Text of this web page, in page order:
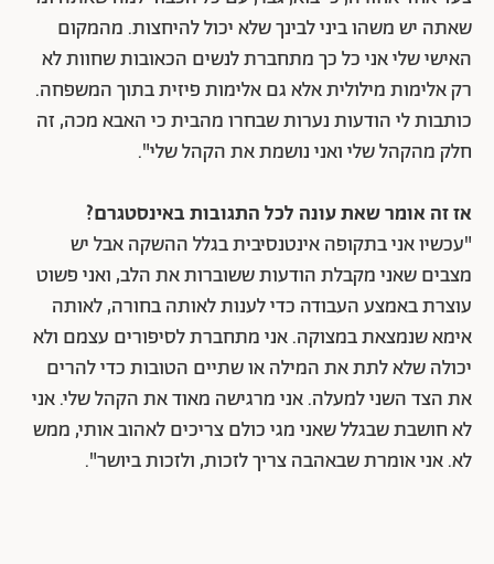
שאתה יש משהו ביני לבינך שלא יכול להיחצות. מהמקום
האישי שלי אני כל כך מתחברת לנשים הכאובות שחוות לא
רק אלימות מילולית אלא גם אלימות פיזית בתוך המשפחה.
כותבות לי הודעות נערות שבחרו מהבית כי האבא מכה, זה
חלק מהקהל שלי ואני נושמת את הקהל שלי".
אז זה אומר שאת עונה לכל התגובות באינסטגרם?
"עכשיו אני בתקופה אינטנסיבית בגלל ההשקה אבל יש
מצבים שאני מקבלת הודעות ששוברות את הלב, ואני פשוט
עוצרת באמצע העבודה כדי לענות לאותה בחורה, לאותה
אימא שנמצאת במצוקה. אני מתחברת לסיפורים עצמם ולא
יכולה שלא לתת את המילה או שתיים הטובות כדי להרים
את הצד השני למעלה. אני מרגישה מאוד את הקהל שלי. אני
לא חושבת שבגלל שאני מגי כולם צריכים לאהוב אותי, ממש
לא. אני אומרת שבאהבה צריך לזכות, ולזכות ביושר".